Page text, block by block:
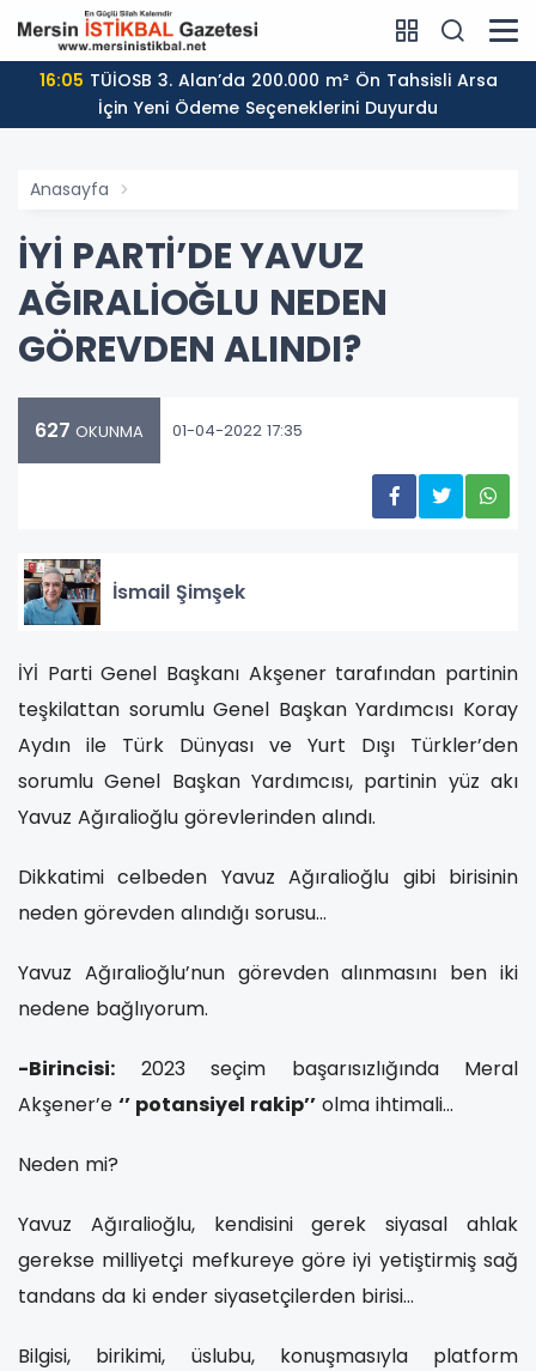
16:05
İçin Yeni Ödeme Seçeneklerini Duyurdu
Anasayfa
İYİ PARTİ’DE YAVUZ
AĞIRALİOĞLU NEDEN
GÖREVDEN ALINDI?
627 OKUNMA 01-04-2022 17:35
İsmail Şimşek
İYİ Parti Genel Başkanı Akşener tarafından partinin
teşkilattan sorumlu Genel Başkan Yardımcısı Koray
Aydın ile Türk Dünyası ve Yurt Dışı Türkler’den
sorumlu Genel Başkan Yardımcısı, partinin yüz akı
Yavuz Ağıralioğlu görevlerinden alındı.
Dikkatimi celbeden Yavuz Ağıralioğlu gibi birisinin
neden görevden alındığı sorusu…
Yavuz Ağıralioğlu’nun görevden alınmasını ben iki
nedene bağlıyorum.
-Birincisi: 2023 seçim başarısızlığında Meral
Akşener’e ‘’ potansiyel rakip’’ olma ihtimali…
Neden mi?
Yavuz Ağıralioğlu, kendisini gerek siyasal ahlak
gerekse milliyetçi mefkureye göre iyi yetiştirmiş sağ
tandans da ki ender siyasetçilerden birisi…
Bilgisi, birikimi, üslubu, konuşmasıyla platform